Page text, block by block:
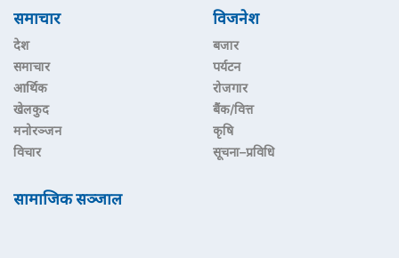
समाचार
देश
समाचार
आर्थिक
खेलकुद
मनोरञ्जन
विचार
विजनेश
बजार
पर्यटन
रोजगार
बैंक/वित्त
कृषि
सूचना–प्रविधि
सामाजिक सञ्जाल